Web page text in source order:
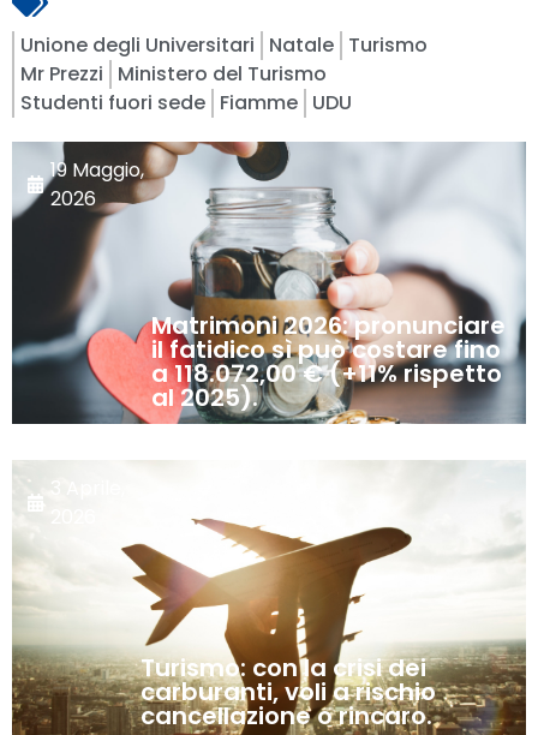
Unione degli Universitari Natale Turismo
Mr Prezzi
Ministero del Turismo
Studenti fuori sede Fiamme UDU
19 Maggio,
2026
Matrimoni 2026: pronunciare
il fatidico sì può costare fino
a 118.072,00 € (+11% rispetto
al 2025).
Turismo: con la crisi dei
carburanti, voli a rischio
cancellazione o rincaro.